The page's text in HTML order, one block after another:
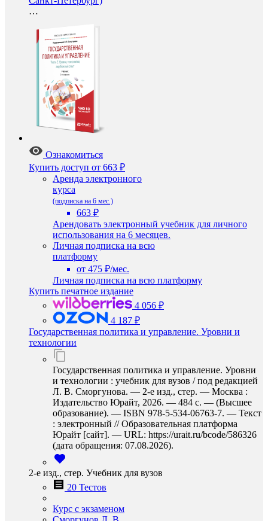
…
Ознакомиться
Купить доступ от 663 ₽
Аренда электронного
курса
(подписка на 6 мес.)
663 ₽
Арендовать электронный учебник для личного
использования на 6 месяцев.
Личная подписка на всю
платформу
от 475 ₽/мес.
Личная подписка на всю платформу
Купить печатное издание
4 056 ₽
4 187 ₽
Государственная политика и управление. Уровни и
технологии
Государственная политика и управление. Уровни
и технологии : учебник для вузов / под редакцией
Л. В. Сморгунова. — 2-е изд., стер. — Москва :
Издательство Юрайт, 2026. — 484 с. — (Высшее
образование). — ISBN 978-5-534-06763-7. — Текст
: электронный // Образовательная платформа
Юрайт [сайт]. — URL: https://urait.ru/bcode/586326
(дата обращения: 07.08.2026).
2-е изд., стер. Учебник для вузов
20 Тестов
Курс с экзаменом